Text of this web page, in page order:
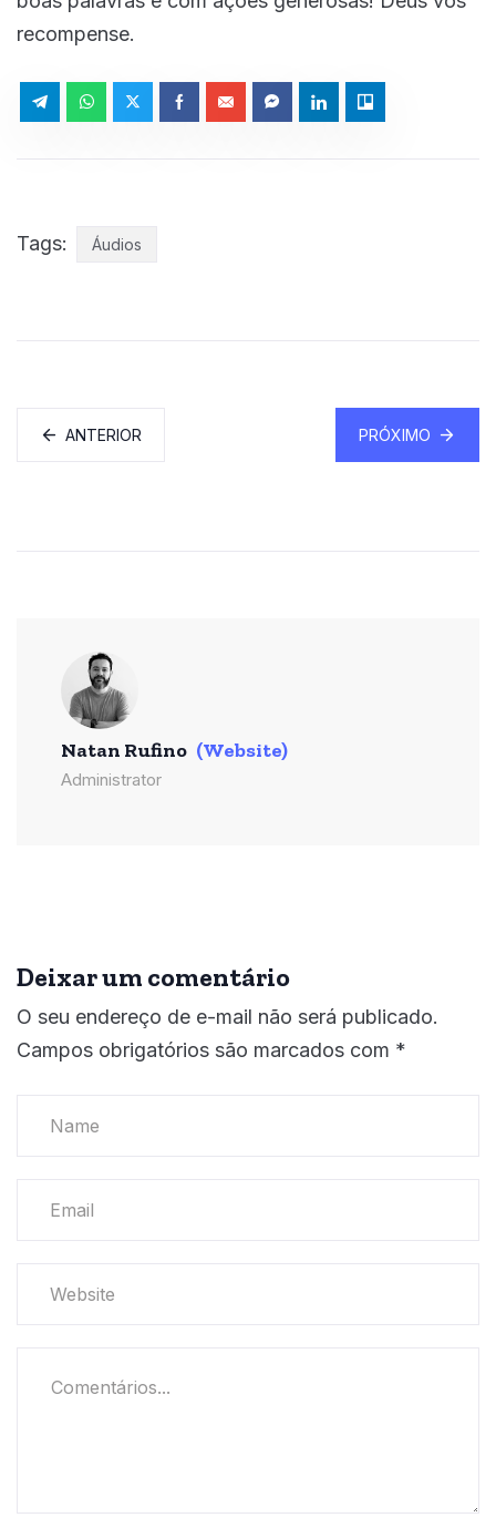
recompense.
Tags: Áudios
ANTERIOR PRÓXIMO
Natan Rufino (Website)
Administrator
Deixar um comentário
O seu endereço de e-mail não será publicado.
Campos obrigatórios são marcados com *